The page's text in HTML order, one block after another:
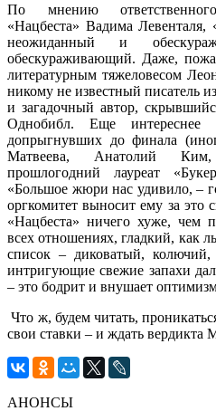
По мнению
«Нацбеста» Вадима Левенталя,
неожиданный и
обескураживающий. Даже,
литературным тяжеловесом
никому не известный писатель
и загадочный автор,
Однобибл. Еще интереснее
допрыгнувших до финала
Матвеева, Анатолий
прошлогодний лауреат
«Большое жюри нас удивило, –
оргкомитет выносит ему за это
«Нацбеста» ничего хуже, чем
всех отношениях, гладкий, как
список – диковатый,
интригующие свежие запахи
– это бодрит и внушает
Что ж, будем читать,
свои ставки – и ждать вердикта
АНОНСЫ